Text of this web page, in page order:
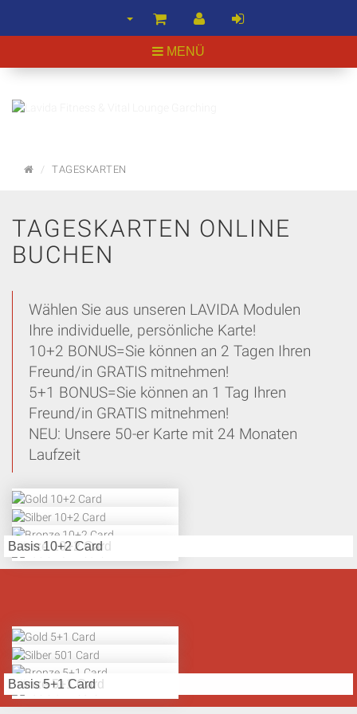
MENÜ
STARTSEITE
TAGESKARTEN
TAGESKARTEN ONLINE
BUCHEN
Wählen Sie aus unseren LAVIDA Modulen
Ihre individuelle, persönliche Karte!
10+2 BONUS=Sie können an 2 Tagen Ihren
Freund/in GRATIS mitnehmen!
5+1 BONUS=Sie können an 1 Tag Ihren
Freund/in GRATIS mitnehmen!
NEU: Unsere 50-er Karte mit 24 Monaten
Laufzeit
Gold 10+2 Card
Silber 10+2 Card
Bronze 10+2 Card
Basis 10+2 Card
Gold 5+1 Card
Silber 501 Card
Bronze 5+1 Card
Basis 5+1 Card